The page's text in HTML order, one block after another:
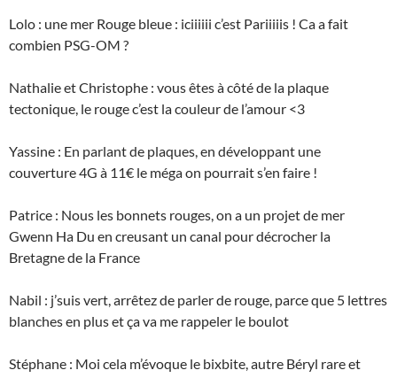
Lolo : une mer Rouge bleue : iciiiiii c’est Pariiiiis ! Ca a fait
combien PSG-OM ?
Nathalie et Christophe : vous êtes à côté de la plaque
tectonique, le rouge c’est la couleur de l’amour <3
Yassine : En parlant de plaques, en développant une
couverture 4G à 11€ le méga on pourrait s’en faire !
Patrice : Nous les bonnets rouges, on a un projet de mer
Gwenn Ha Du en creusant un canal pour décrocher la
Bretagne de la France
Nabil : j’suis vert, arrêtez de parler de rouge, parce que 5 lettres
blanches en plus et ça va me rappeler le boulot
Stéphane : Moi cela m’évoque le bixbite, autre Béryl rare et